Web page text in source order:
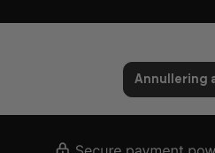
Annullering